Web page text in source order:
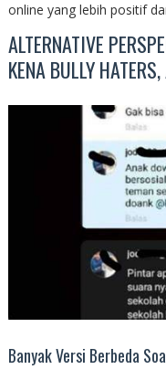
online yang lebih positif
ALTERNATIVE
KENA BULLY
Banyak Versi Berbeda